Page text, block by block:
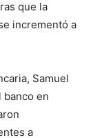
que la
incrementó a
Samuel
banco en
a